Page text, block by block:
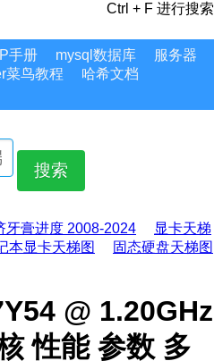
Ctrl + F 进行搜索
手册 mysql数据库
服务器
菜鸟教程
哈希文档
搜索
牙膏进度 2008-2024
显卡天梯
本显卡天梯图
固态硬盘天梯图
@ 1.20GHz
性能 参数 多